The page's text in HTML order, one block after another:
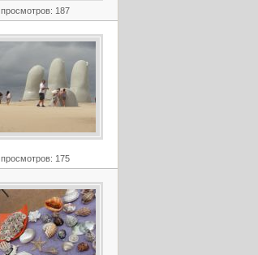
просмотров: 187
просмотров: 175